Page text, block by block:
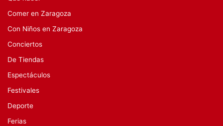
Comer en Zaragoza
Con Niños en Zaragoza
Conciertos
De Tiendas
Espectáculos
Festivales
Deporte
Ferias